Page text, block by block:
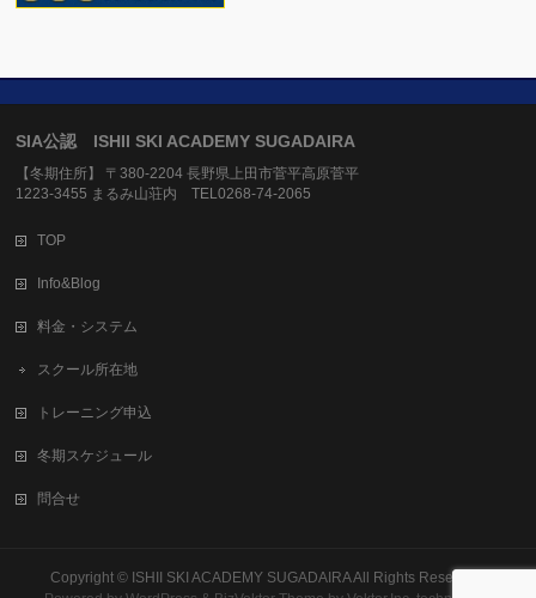
SIA公認 ISHII SKI ACADEMY SUGADAIRA
【冬期住所】 〒380-2204 長野県上田市菅平高原菅平
1223-3455 まるみ山荘内 TEL0268-74-2065
TOP
Info&Blog
料金・システム
スクール所在地
トレーニング申込
冬期スケジュール
問合せ
Copyright © ISHII SKI ACADEMY SUGADAIRAAll Rights Reserved.